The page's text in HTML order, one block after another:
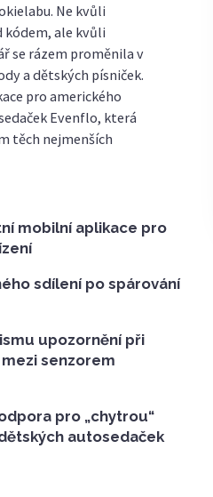
Ne kvůli
kódem, ale kvůli
se rázem proměnila v
a dětských písniček.
pro amerického
Evenflo, která
těch nejmenších
mobilní aplikace pro
sdílení po spárování
upozornění při
senzorem
pro „chytrou“
autosedaček